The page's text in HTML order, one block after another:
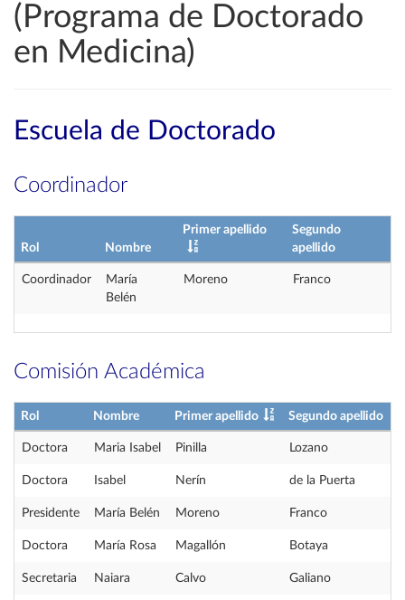
(Programa de Doctorado
en Medicina)
Escuela de Doctorado
Coordinador
Rol Nombre
Primer apellido
Segundo
apellido
Coordinador
María
Belén
Moreno Franco
Comisión Académica
Rol Nombre Primer apellido Segundo apellido
Doctora Maria Isabel Pinilla Lozano
Doctora Isabel Nerín de la Puerta
Presidente María Belén Moreno Franco
Doctora María Rosa Magallón Botaya
Secretaria Naiara Calvo Galiano